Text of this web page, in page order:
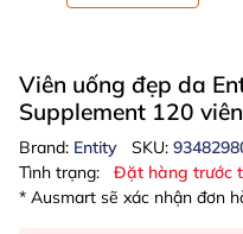
Viên uống đẹp da
Supplement 120 viên
Brand: Entity SKU:
Tình trạng:
Đặt hàng trước
* Ausmart sẽ xác nhận đơn